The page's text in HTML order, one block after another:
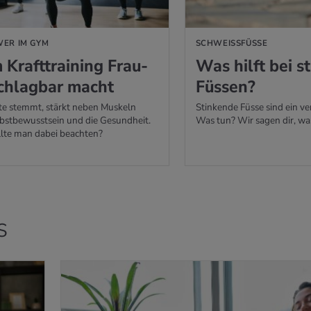
IM GYM
Kraft­trai­ning Frau­
macht
stemmt, stärkt neben Muskeln
und die Gesundheit.
man dabei beachten?
SCHWEISSFÜSSE
Was hilft bei
Füs­sen?
Stinkende Füsse sind ein
Was tun? Wir sagen dir,